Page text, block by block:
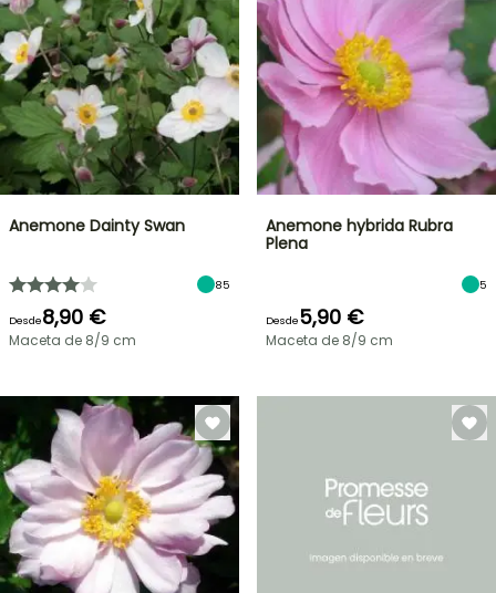
Anemone Dainty Swan
85
Desde8,90 €
Maceta de 8/9 cm
Anemone hybrida Rubra
Plena
5
Desde5,90 €
Maceta de 8/9 cm